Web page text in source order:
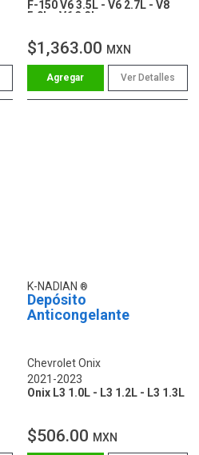
F-150 V6 3.5L - V6 2.7L - V8
5.0L - V6 3.3L
$1,363.00 MXN
Ver Detalles
K-NADIAN
Depósito
Anticongelante
Chevrolet Onix
2021-2023
Onix L3 1.0L - L3 1.2L - L3 1.3L
$506.00 MXN